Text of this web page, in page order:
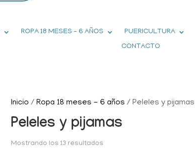
ROPA 18 MESES – 6 AÑOS PUERICULTURA
CONTACTO
Inicio /Ropa 18 meses - 6 años / Peleles y pijamas
Peleles y pijamas
Mostrando los 13 resultados